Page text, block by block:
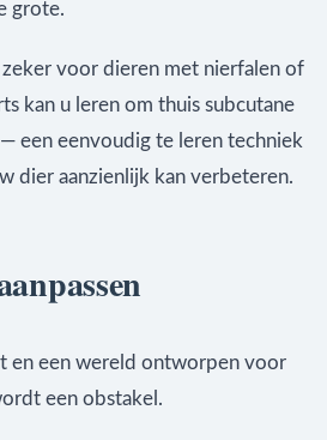
grote.
zeker voor dieren met nierfalen of
kan u leren om thuis subcutane
een eenvoudig te leren techniek
dier aanzienlijk kan verbeteren.
en een wereld ontworpen voor
een obstakel.